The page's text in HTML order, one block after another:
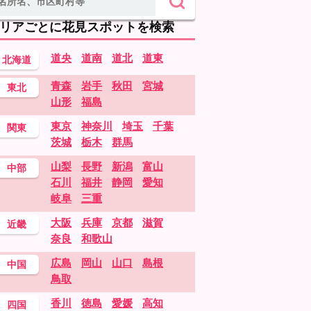
アごとに花見スポットを検索
北海道 道央 道南 道北 道東
東北 青森 岩手 秋田
宮城
山形
福島
関東 東京 神奈川 埼玉
千葉
茨城
栃木 群馬
中部 山梨 長野 新潟
富山
石川
福井 静岡
愛知
岐阜
三重
近畿 大阪 兵庫 京都
滋賀
奈良
和歌山
中国 広島 岡山 山口
島根
鳥取
四国 香川 徳島 愛媛 高知